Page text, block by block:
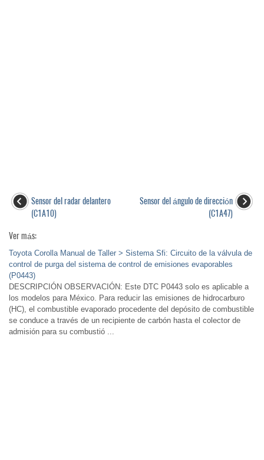
Sensor del radar delantero
(C1A10)
Sensor del ángulo de dirección
(C1A47)
Ver más:
Toyota Corolla Manual de Taller > Sistema Sfi: Circuito de la válvula de
control de purga del sistema de control de emisiones evaporables
(P0443)
DESCRIPCIÓN OBSERVACIÓN: Este DTC P0443 solo es aplicable a
los modelos para México. Para reducir las emisiones de hidrocarburo
(HC), el combustible evaporado procedente del depósito de combustible
se conduce a través de un recipiente de carbón hasta el colector de
admisión para su combustió ...